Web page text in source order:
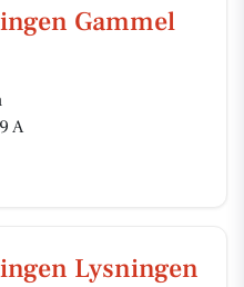
Gammel
A
Lysningen